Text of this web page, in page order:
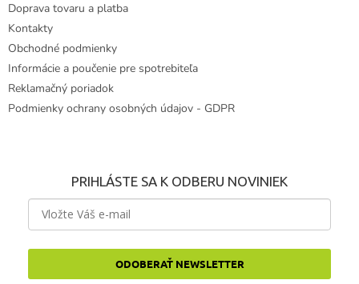
Doprava tovaru a platba
Kontakty
Obchodné podmienky
Informácie a poučenie pre spotrebiteľa
Reklamačný poriadok
Podmienky ochrany osobných údajov - GDPR
PRIHLÁSTE SA K ODBERU NOVINIEK
ODOBERAŤ NEWSLETTER